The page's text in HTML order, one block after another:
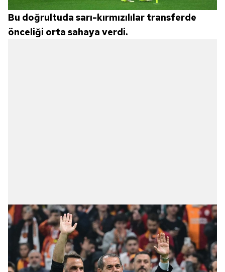
Bu doğrultuda sarı-kırmızılılar transferde
önceliği orta sahaya verdi.